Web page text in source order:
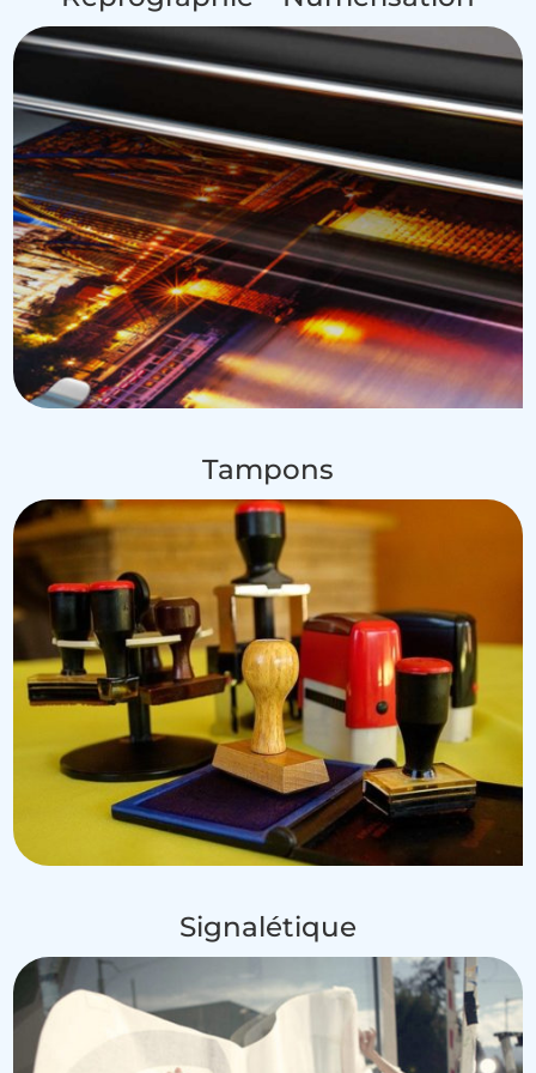
Tampons
Signalétique